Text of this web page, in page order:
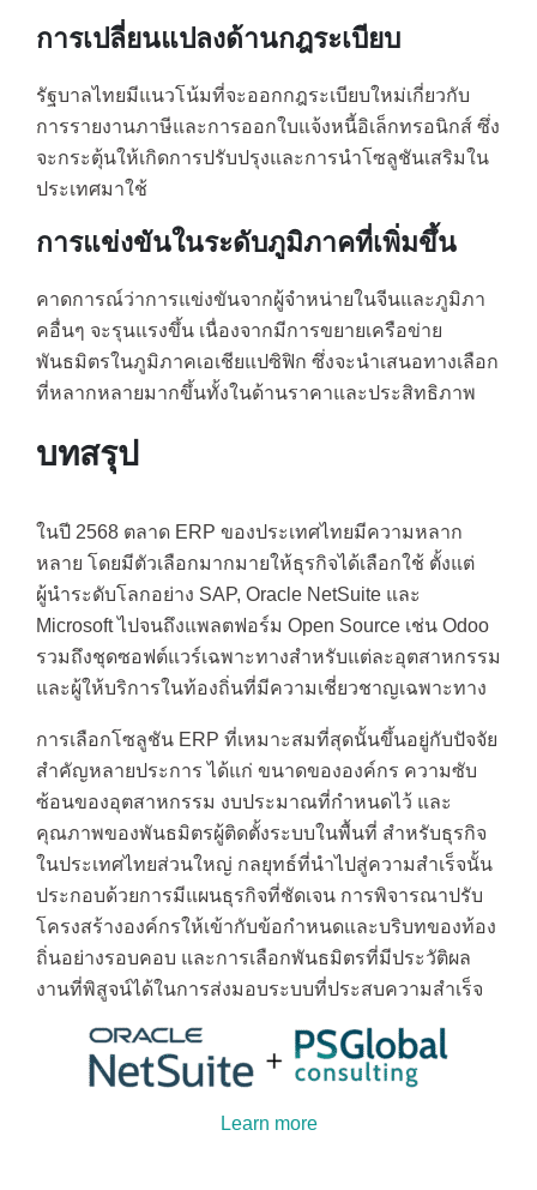
การเปลี่ยนแปลงด้านกฎระเบียบ
รัฐบาลไทยมีแนวโน้มที่จะออกกฎระเบียบใหม่เกี่ยวกับ
การรายงานภาษีและการออกใบแจ้งหนี้อิเล็กทรอนิกส์ ซึ่ง
จะกระตุ้นให้เกิดการปรับปรุงและการนำโซลูชันเสริมใน
ประเทศมาใช้
การแข่งขันในระดับภูมิภาคที่เพิ่มขึ้น
คาดการณ์ว่าการแข่งขันจากผู้จำหน่ายในจีนและภูมิภา
คอื่นๆ จะรุนแรงขึ้น เนื่องจากมีการขยายเครือข่าย
พันธมิตรในภูมิภาคเอเชียแปซิฟิก ซึ่งจะนำเสนอทางเลือก
ที่หลากหลายมากขึ้นทั้งในด้านราคาและประสิทธิภาพ
บทสรุป
ในปี 2568 ตลาด ERP ของประเทศไทยมีความหลาก
หลาย โดยมีตัวเลือกมากมายให้ธุรกิจได้เลือกใช้ ตั้งแต่
ผู้นำระดับโลกอย่าง SAP, Oracle NetSuite และ
Microsoft ไปจนถึงแพลตฟอร์ม Open Source เช่น Odoo
รวมถึงชุดซอฟต์แวร์เฉพาะทางสำหรับแต่ละอุตสาหกรรม
และผู้ให้บริการในท้องถิ่นที่มีความเชี่ยวชาญเฉพาะทาง
การเลือกโซลูชัน ERP ที่เหมาะสมที่สุดนั้นขึ้นอยู่กับปัจจัย
สำคัญหลายประการ ได้แก่ ขนาดขององค์กร ความซับ
ซ้อนของอุตสาหกรรม งบประมาณที่กำหนดไว้ และ
คุณภาพของพันธมิตรผู้ติดตั้งระบบในพื้นที่ สำหรับธุรกิจ
ในประเทศไทยส่วนใหญ่ กลยุทธ์ที่นำไปสู่ความสำเร็จนั้น
ประกอบด้วยการมีแผนธุรกิจที่ชัดเจน การพิจารณาปรับ
โครงสร้างองค์กรให้เข้ากับข้อกำหนดและบริบทของท้อง
ถิ่นอย่างรอบคอบ และการเลือกพันธมิตรที่มีประวัติผล
งานที่พิสูจน์ได้ในการส่งมอบระบบที่ประสบความสำเร็จ
Learn more